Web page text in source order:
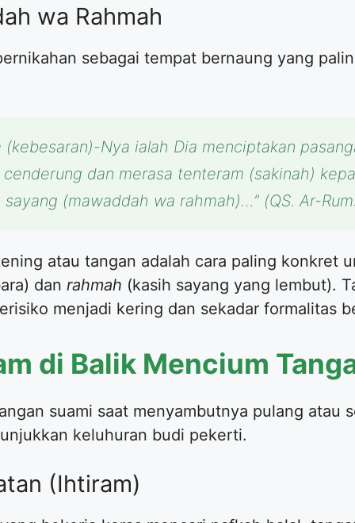
wa Rahmah
sebagai tempat bernaung yang
Nya ialah Dia menciptakan
dan merasa tenteram (sakinah)
(mawaddah wa rahmah)…” (QS. Ar-
atau tangan adalah cara paling konkret
dan rahmah (kasih sayang yang lembut).
menjadi kering dan sekadar formalitas
di Balik Mencium
suami saat menyambutnya pulang atau
keluhuran budi pekerti.
(Ihtiram)